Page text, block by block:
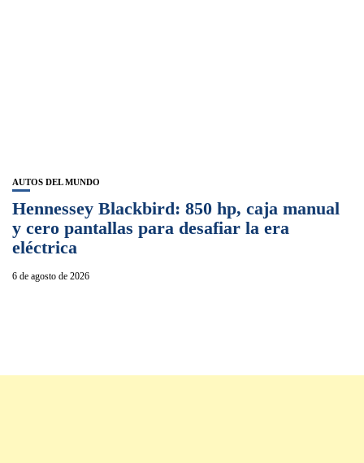
AUTOS DEL MUNDO
Hennessey Blackbird: 850 hp, caja manual
y cero pantallas para desafiar la era
eléctrica
6 de agosto de 2026